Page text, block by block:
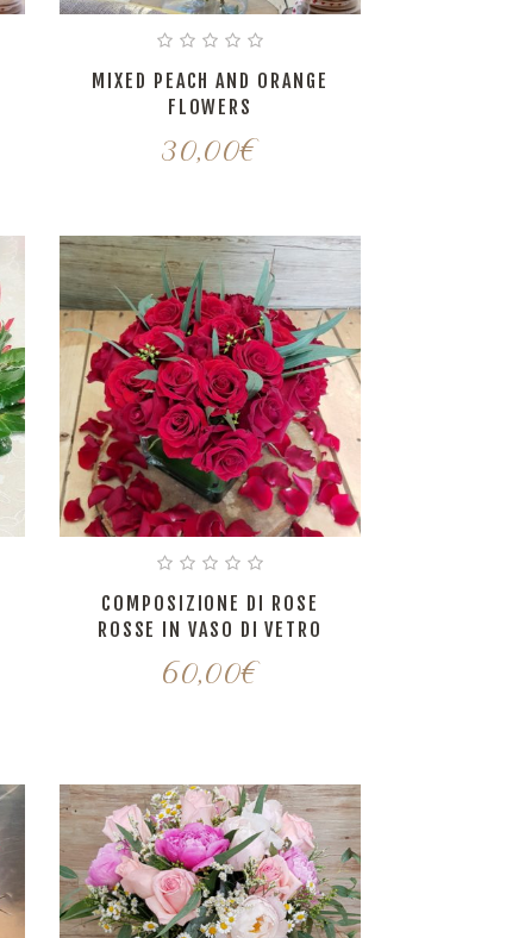
MIXED PEACH AND ORANGE
FLOWERS
30,00€
COMPOSIZIONE DI ROSE
ROSSE IN VASO DI VETRO
60,00€